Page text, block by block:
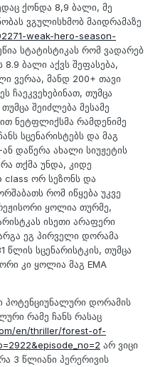
ქონდა 8,9 ბალი, მე
ვგულისხმობ მაიდრამაზე
weak-hero-season-
სტატისტიკას რომ ვადარებ
ბალი აქვს შეფასება,
ვერაა, მანდ 200+ თავი
ჩაეკვეხებინათ, თუმცა
შეიძლება მესამე
ნეტფლიქსმა რამდენიმე
სცენარისტებს და მაგ
დაწერა ახალი სიუჟეტის
თქმა უნდა, კიდე
class ორ სეზონს და
რომ იწყება უკვე
ყოლია თურმე,
ისეთი არაფერი
ეგ პირველი დორამა
წლის სცენარისტკის, თუმცა
კი ყოლია მაგ EMA
პოტენციუნალური დორამის
რამე ჩანს რასაც
en/thriller/forest-of-
არ ვიცი
3 წლიანი პერერივის